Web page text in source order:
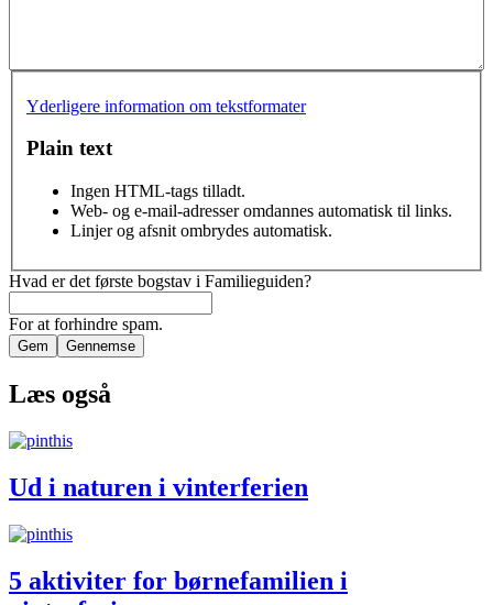
Yderligere information om tekstformater
Plain text
Ingen HTML-tags tilladt.
Web- og e-mail-adresser omdannes automatisk til links.
Linjer og afsnit ombrydes automatisk.
Hvad er det første bogstav i Familieguiden?
For at forhindre spam.
Læs også
Ud i naturen i vinterferien
5 aktiviter for børnefamilien i